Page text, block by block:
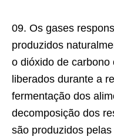
09. Os gases
produzidos
o dióxido de
liberados durante a
fermentação dos
decomposição dos
são produzidos